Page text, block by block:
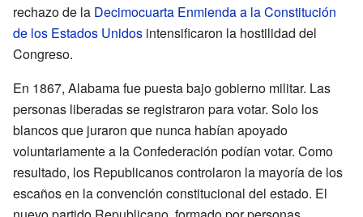
rechazo de la Decimocuarta Enmienda a la Constitución
de los Estados Unidos intensificaron la hostilidad del
Congreso.
En 1867, Alabama fue puesta bajo gobierno militar. Las
personas liberadas se registraron para votar. Solo los
blancos que juraron que nunca habían apoyado
voluntariamente a la Confederación podían votar. Como
resultado, los Republicanos controlaron la mayoría de los
escaños en la convención constitucional del estado. El